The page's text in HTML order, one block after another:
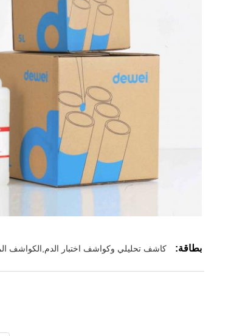
بطاقة: كاشف تحليلي وكواشف اختبار الدم,الكواشف